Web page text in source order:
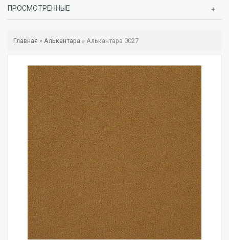
ПРОСМОТРЕННЫЕ
Главная » Алькантара » Алькантара 0027